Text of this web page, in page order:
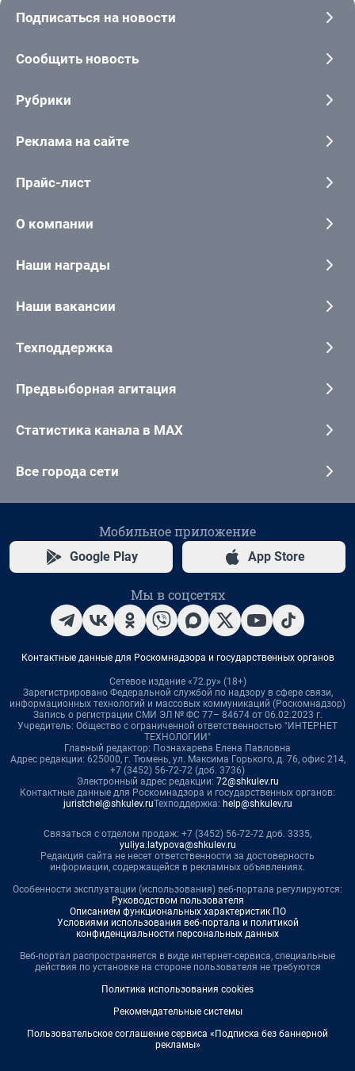
Подписаться на новости
Сообщить новость
Рубрики
Реклама на сайте
Прайс-лист
О компании
Наши награды
Наши вакансии
Техподдержка
Предвыборная агитация
Статистика канала в MAX
Все города сети
Мобильное приложение
Google Play App Store
Мы в соцсетях
Контактные данные для Роскомнадзора и государственных органов
Сетевое издание «72.ру» (18+)
Зарегистрировано Федеральной службой по надзору в сфере связи,
информационных технологий и массовых коммуникаций (Роскомнадзор)
Запись о регистрации СМИ ЭЛ № ФС 77– 84674 от 06.02.2023 г.
Учредитель: Общество с ограниченной ответственностью "ИНТЕРНЕТ
ТЕХНОЛОГИИ"
Главный редактор: Познахарева Елена Павловна
Адрес редакции: 625000, г. Тюмень, ул. Максима Горького, д. 76, офис 214,
+7 (3452) 56-72-72 (доб. 3736)
Электронный адрес редакции: 72@shkulev.ru
Контактные данные для Роскомнадзора и государственных органов:
juristchel@shkulev.ruТехподдержка: help@shkulev.ru
Связаться с отделом продаж: +7 (3452) 56-72-72 доб. 3335,
yuliya.latypova@shkulev.ru
Редакция сайта не несет ответственности за достоверность
информации, содержащейся в рекламных объявлениях.
Особенности эксплуатации (использования) веб-портала регулируются:
Руководством пользователя
Описанием функциональных характеристик ПО
Условиями использования веб-портала и политикой
конфиденциальности персональных данных
Веб-портал распространяется в виде интернет-сервиса, специальные
действия по установке на стороне пользователя не требуются
Политика использования cookies
Рекомендательные системы
Пользовательское соглашение сервиса «Подписка без баннерной
рекламы»